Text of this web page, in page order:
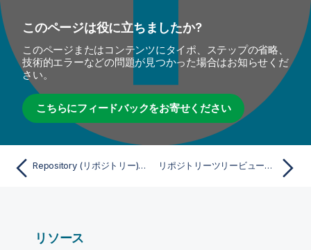
このページは役に立ちましたか?
このページまたはコンテンツにタイポ、ステップの省略、
技術的エラーなどの問題が見つかった場合はお知らせくだ
さい。
こちらにフィードバックをお寄せください
Repository (リポジトリー)ツリービューにリストされているエントリーのフィルタリング リポジトリーツリービューでお気に入りのエントリーを表示
リソース